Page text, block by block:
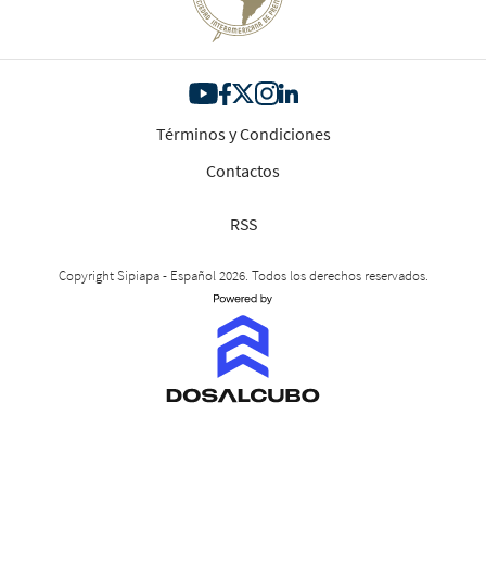
Términos y Condiciones
Contactos
RSS
Copyright Sipiapa - Español 2026. Todos los derechos reservados.